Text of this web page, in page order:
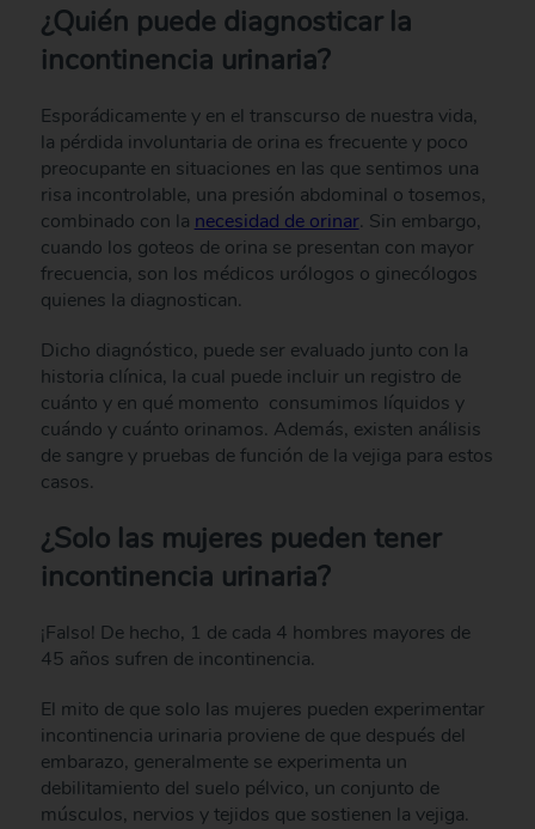
¿Quién puede diagnosticar la
incontinencia urinaria?
Esporádicamente y en el transcurso de nuestra vida,
la pérdida involuntaria de orina es frecuente y poco
preocupante en situaciones en las que sentimos una
risa incontrolable, una presión abdominal o tosemos,
combinado con la necesidad de orinar. Sin embargo,
cuando los goteos de orina se presentan con mayor
frecuencia, son los médicos urólogos o ginecólogos
quienes la diagnostican.
Dicho diagnóstico, puede ser evaluado junto con la
historia clínica, la cual puede incluir un registro de
cuánto y en qué momento consumimos líquidos y
cuándo y cuánto orinamos. Además, existen análisis
de sangre y pruebas de función de la vejiga para estos
casos.
¿Solo las mujeres pueden tener
incontinencia urinaria?
¡Falso! De hecho, 1 de cada 4 hombres mayores de
45 años sufren de incontinencia.
El mito de que solo las mujeres pueden experimentar
incontinencia urinaria proviene de que después del
embarazo, generalmente se experimenta un
debilitamiento del suelo pélvico, un conjunto de
músculos, nervios y tejidos que sostienen la vejiga.